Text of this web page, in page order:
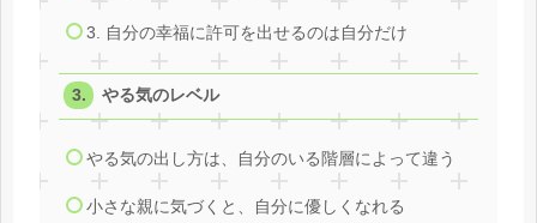
3. 自分の幸福に許可を出せるのは自分だけ
やる気のレベル
やる気の出し方は、自分のいる階層によって違う
小さな親に気づくと、自分に優しくなれる